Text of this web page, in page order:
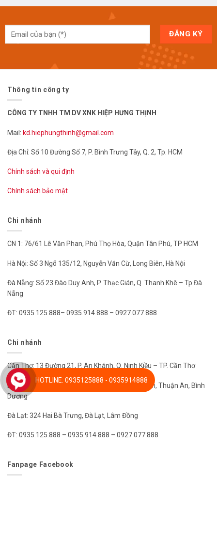
Thông tin công ty
CÔNG TY TNHH TM DV XNK HIỆP HƯNG THỊNH
Mail: kd.hiephungthinh@gmail.com
Địa Chỉ: Số 10 Đường Số 7, P. Bình Trưng Tây, Q. 2, Tp. HCM
Chính sách và qui định
Chính sách bảo mật
Chi nhánh
CN 1: 76/61 Lê Văn Phan, Phú Thọ Hòa, Quận Tân Phú, TP HCM
Hà Nội: Số 3 Ngõ 135/12, Nguyễn Văn Cừ, Long Biên, Hà Nội
Đà Nẵng: Số 23 Đào Duy Anh, P. Thạc Gián, Q. Thanh Khê – Tp Đà
Nẵng
ĐT: 0935.125.888– 0935.914.888 – 0927.077.888
Chi nhánh
Cần Thơ: 13 Đường 21, P. An Khánh, Q. Ninh Kiều – TP. Cần Thơ
Bình Dương: 14 DT 745, Hưng Phước, Hưng Thịnh, Thuận An, Bình
Dương
Đà Lạt: 324 Hai Bà Trưng, Đà Lạt, Lâm Đồng
ĐT: 0935.125.888 – 0935.914.888 – 0927.077.888
Fanpage Facebook
HOTLINE: 0935125888 - 0935914888